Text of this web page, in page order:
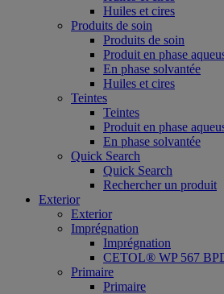
Huiles et cires
Produits de soin
Produits de soin
Produit en phase
En phase solvantée
Huiles et cires
Teintes
Teintes
Produit en phase
En phase solvantée
Quick Search
Quick Search
Rechercher un produit
Exterior
Exterior
Imprégnation
Imprégnation
CETOL® WP 567
Primaire
Primaire